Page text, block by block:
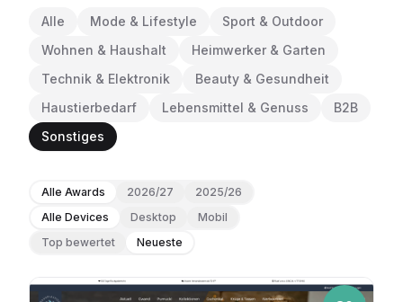
Alle Mode & Lifestyle
Sport & Outdoor
Wohnen & Haushalt
Heimwerker & Garten
Technik & Elektronik
Beauty & Gesundheit
Haustierbedarf
Lebensmittel & Genuss
B2B
Sonstiges
Alle Awards 2026/27
2025/26
Alle Devices
Desktop
Mobil
Top bewertet
Neueste